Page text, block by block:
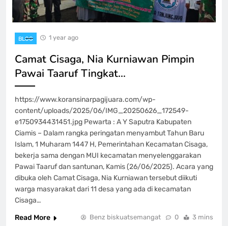
BLOG 1 year ago
Camat Cisaga, Nia Kurniawan Pimpin
Pawai Taaruf Tingkat…
https://www.koransinarpagijuara.com/wp-
content/uploads/2025/06/IMG_20250626_172549-
e1750934431451.jpg Pewarta : A Y Saputra Kabupaten
Ciamis – Dalam rangka peringatan menyambut Tahun Baru
Islam, 1 Muharam 1447 H, Pemerintahan Kecamatan Cisaga,
bekerja sama dengan MUI kecamatan menyelenggarakan
Pawai Taaruf dan santunan, Kamis (26/06/2025). Acara yang
dibuka oleh Camat Cisaga, Nia Kurniawan tersebut diikuti
warga masyarakat dari 11 desa yang ada di kecamatan
Cisaga…
Read More
Benz biskuatsemangat 0 3 mins